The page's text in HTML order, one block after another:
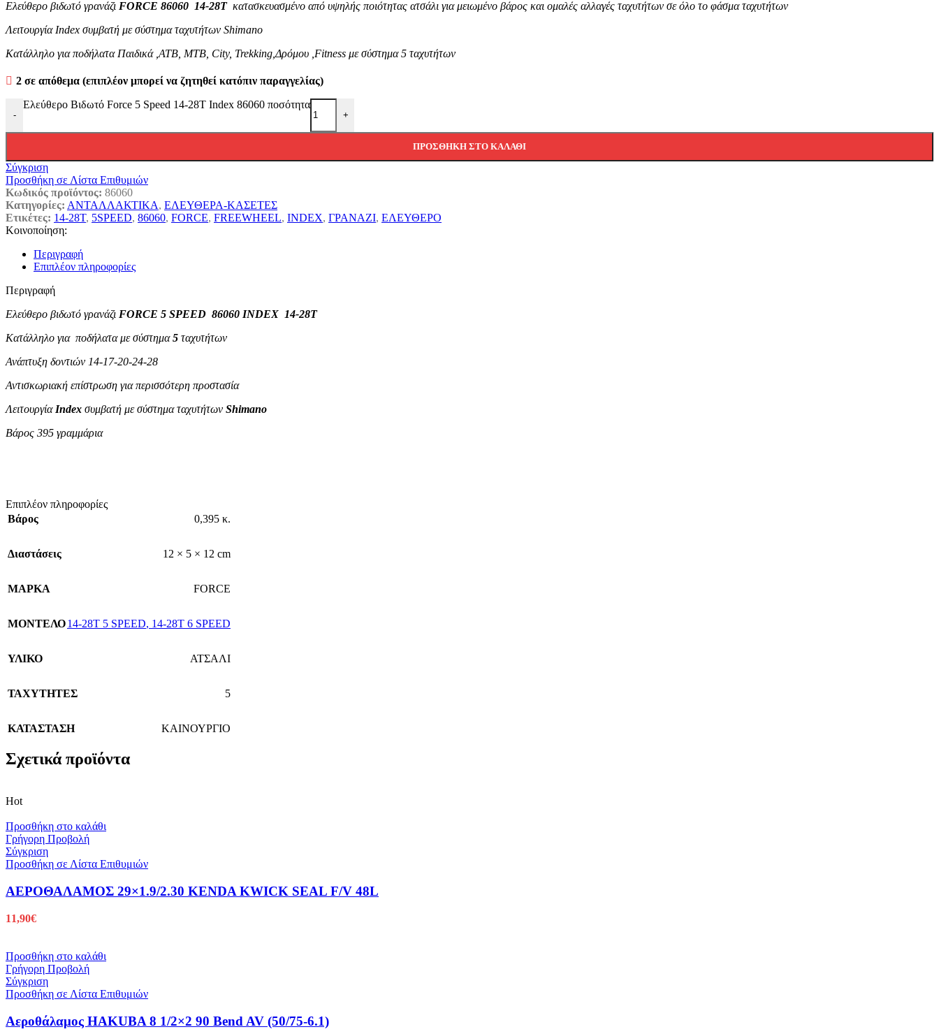
Ελεύθερο βιδωτό γρανάζι FORCE 86060 14-28T κατασκευασμένο από υψηλής ποιότητας ατσάλι για μειωμένο βάρος και ομαλές αλλαγές ταχυτήτων σε όλο το φάσμα ταχυτήτων
Λειτουργία Index συμβατή με σύστημα ταχυτήτων Shimano
Κατάλληλο για ποδήλατα Παιδικά ,ΑΤΒ, ΜΤΒ, City, Trekking,Δρόμου ,Fitness με σύστημα 5 ταχυτήτων
2 σε απόθεμα (επιπλέον μπορεί να ζητηθεί κατόπιν παραγγελίας)
-
Ελεύθερο Βιδωτό Force 5 Speed 14-28T Index 86060 ποσότητα
+
ΠΡΟΣΘΉΚΗ ΣΤΟ ΚΑΛΆΘΙ
Σύγκριση
Προσθήκη σε Λίστα Επιθυμιών
Κωδικός προϊόντος: 86060
Κατηγορίες: ΑΝΤΑΛΛΑΚΤΙΚΑ, ΕΛΕΥΘΕΡΑ-ΚΑΣΕΤΕΣ
Ετικέτες: 14-28T, 5SPEED, 86060, FORCE, FREEWHEEL, INDEX, ΓΡΑΝΑΖΙ, ΕΛΕΥΘΕΡΟ
Κοινοποίηση:
Περιγραφή
Επιπλέον πληροφορίες
Περιγραφή
Ελεύθερο βιδωτό γρανάζι FORCE 5 SPEED 86060 INDEX 14-28T
Κατάλληλο για ποδήλατα με σύστημα5 ταχυτήτων
Ανάπτυξη δοντιών 14-17-20-24-28
Αντισκωριακή επίστρωση για περισσότερη προστασία
Λειτουργία Index συμβατή με σύστημα ταχυτήτων Shimano
Βάρος 395 γραμμάρια
Επιπλέον πληροφορίες
Βάρος
0,395 κ.
Διαστάσεις 12 × 5 × 12 cm
ΜΑΡΚΑ FORCE
ΜΟΝΤΕΛΟ14-28T 5 SPEED, 14-28T 6 SPEED
ΥΛΙΚΟ ΑΤΣΑΛΙ
ΤΑΧΥΤΗΤΕΣ 5
ΚΑΤΑΣΤΑΣΗ ΚΑΙΝΟΥΡΓΙΟ
Σχετικά προϊόντα
Hot
Προσθήκη στο καλάθι
Γρήγορη Προβολή
Σύγκριση
Προσθήκη σε Λίστα Επιθυμιών
ΑΕΡΟΘΑΛΑΜΟΣ 29×1.9/2.30 KENDA KWICK SEAL F/V 48L
11,90€
Προσθήκη στο καλάθι
Γρήγορη Προβολή
Σύγκριση
Προσθήκη σε Λίστα Επιθυμιών
Αεροθάλαμος HAKUBA 8 1/2×2 90 Bend AV (50/75-6.1)